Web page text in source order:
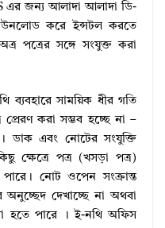
এর জন্য আলাদা আলাদা ডি-
করে ইন্সটল করতে
পত্রের সঙ্গে সংযুক্ত করা
ব্যবহারে সাময়িক ধীর গতি
করা সম্ভব হচ্ছে না –
ডাক এবং নোটের সংযুক্তি
ক্ষেত্রে পত্র (খসড়া পত্র)
নোট ওপেন সংক্রান্ত
অনুচ্ছেদ দেখাচ্ছে না অথবা
হতে পারে । ই-নথি অফিস